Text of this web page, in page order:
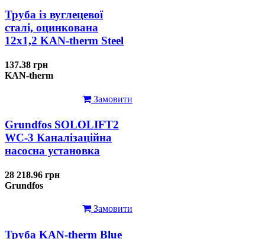
Труба із вуглецевої
сталі, оцинкована
12x1,2 KAN-therm Steel
137.38 грн
KAN-therm
Замовити
Grundfos SOLOLIFT2
WC-3 Каналізаційна
насосна установка
28 218.96 грн
Grundfos
Замовити
Труба KAN-therm Blue